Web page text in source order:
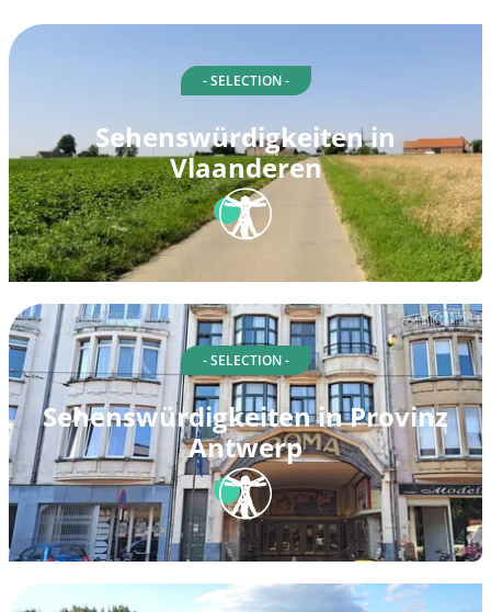
- SELECTION -
Sehenswürdigkeiten in
Vlaanderen
- SELECTION -
Sehenswürdigkeiten in Provinz
Antwerp